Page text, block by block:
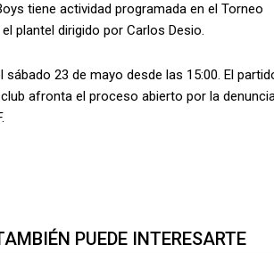
tiene actividad programada en el Torneo
plantel dirigido por Carlos Desio.
23 de mayo desde las 15:00. El
afronta el proceso abierto por la
PUEDE INTERESARTE